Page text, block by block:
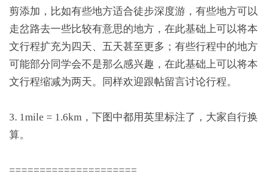
剪添加，比如有些地方适合徒步深度游，有些地方可以
走岔路去一些比较有意思的地方，在此基础上可以将本
文行程扩充为四天、五天甚至更多；有些行程中的地方
可能部分同学会不是那么感兴趣，在此基础上可以将本
文行程缩减为两天。同样欢迎跟帖留言讨论行程。
3. 1mile = 1.6km，下图中都用英里标注了，大家自行换
算。
=====================